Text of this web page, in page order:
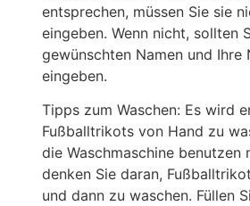
entsprechen, müssen Sie sie
eingeben. Wenn nicht, sollten
gewünschten Namen und Ihre
eingeben.
Tipps zum Waschen: Es wird
Fußballtrikots von Hand zu
die Waschmaschine benutzen
denken Sie daran,
und dann zu waschen. Füllen